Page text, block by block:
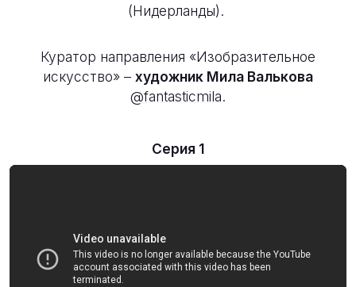
(Нидерланды).
Куратор направления «Изобразительное
искусство» – художник Мила Валькова
@fantasticmila.
Серия 1